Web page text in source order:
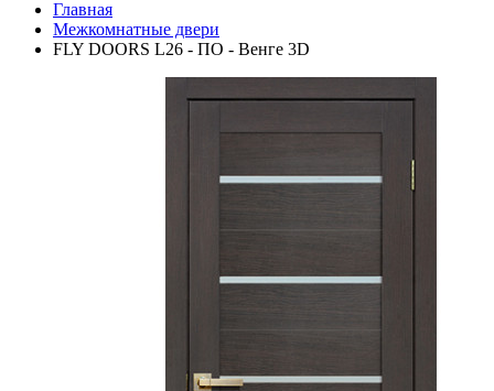
Главная
Межкомнатные двери
FLY DOORS L26 - ПО - Венге 3D